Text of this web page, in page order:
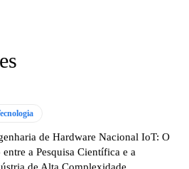
de Hardware Nacional IoT: O
entre a Pesquisa Científica e a
de Alta Complexidade